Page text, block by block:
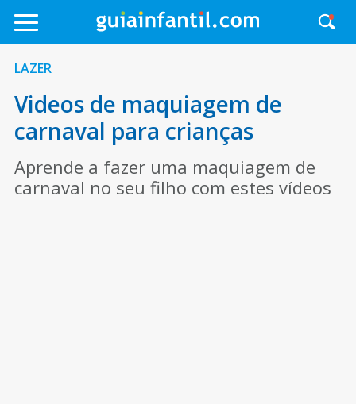
LAZER
Videos de maquiagem de
carnaval para crianças
Aprende a fazer uma maquiagem de
carnaval no seu filho com estes vídeos